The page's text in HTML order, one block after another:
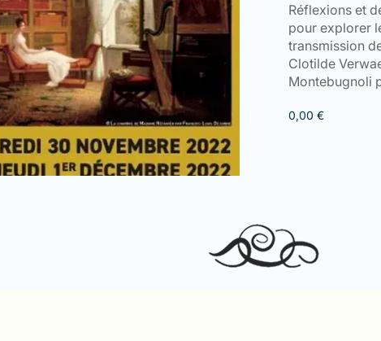
Réflexions et
pour explorer
transmission
Clotilde
Montebugnoli
0,00 €